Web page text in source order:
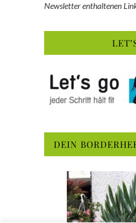
Newsletter enthaltenen
DEIN